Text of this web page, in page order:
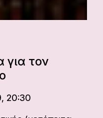
για τον
20:30